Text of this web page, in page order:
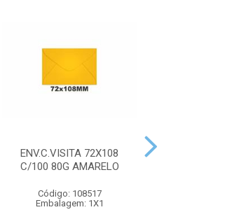
ENV.C.VISITA 72X108
C/100 80G AMARELO
Código: 108517
Embalagem: 1X1